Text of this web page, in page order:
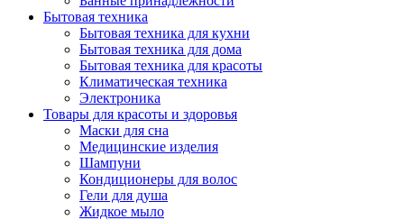
Бытовая техника
Бытовая техника для кухни
Бытовая техника для дома
Бытовая техника для красоты
Климатическая техника
Электроника
Товары для красоты и здоровья
Маски для сна
Медицинские изделия
Шампуни
Кондиционеры для волос
Гели для душа
Жидкое мыло